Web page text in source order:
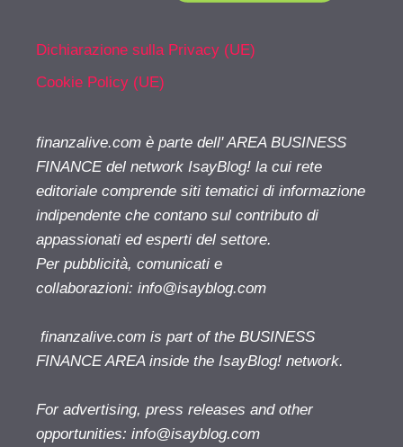
Dichiarazione sulla Privacy (UE)
Cookie Policy (UE)
finanzalive.com è parte dell' AREA BUSINESS
FINANCE del network IsayBlog! la cui rete
editoriale comprende siti tematici di informazione
indipendente che contano sul contributo di
appassionati ed esperti del settore.
Per pubblicità, comunicati e
collaborazioni: info@isayblog.com
finanzalive.com is part of the BUSINESS
FINANCE AREA inside the IsayBlog! network.
For advertising, press releases and other
opportunities: info@isayblog.com